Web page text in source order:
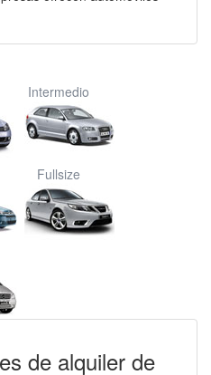
Intermedio
Fullsize
de alquiler de